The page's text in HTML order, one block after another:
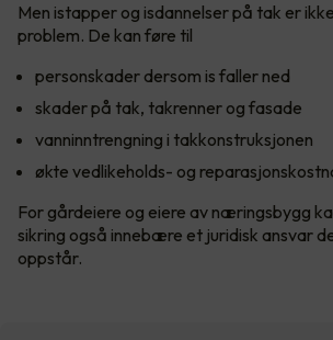
Men istapper og isdannelser på tak er
problem. De kan føre til
personskader dersom is faller ned
skader på tak, takrenner og fasade
vanninntrengning i takkonstruksjonen
økte vedlikeholds- og
For gårdeiere og eiere av næringsbygg
sikring også innebære et juridisk ansvar
oppstår.